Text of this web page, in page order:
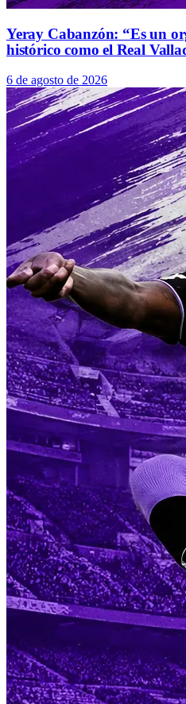
Yeray Cabanzón: “Es un
histórico como el Real
6 de agosto de 2026